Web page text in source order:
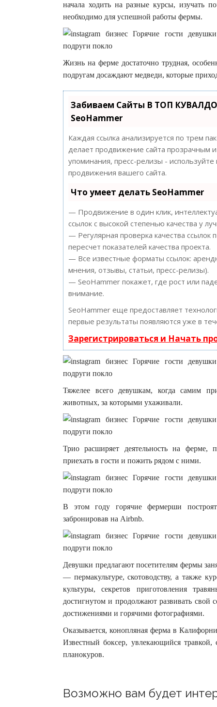
начала ходить на разные курсы, изучать
необходимо для успешной работы фермы.
Жизнь на ферме достаточно трудная,
подругам досаждают медведи, которые
Забиваем Сайты В ТОП
SeoHammer
Каждая ссылка анализируется по трем
делает продвижение сайта прозрачным
упоминания, пресс-релизы -
продвижения вашего сайта.
Что умеет делать SeoHammer
— Продвижение в один клик,
ссылок с высокой степенью качества у
— Регулярная проверка качества
пересчет показателей качества проекта.
— Все известные форматы ссылок:
мнения, отзывы, статьи, пресс-релизы).
— SeoHammer покажет, где рост или
внимание.
SeoHammer еще предоставляет
первые результаты появляются уже в
Зарегистрироваться и Начать
Тяжелее всего девушкам, когда самим
животных, за которыми ухаживали.
Трио расширяет деятельность на ферме,
приехать в гости и пожить рядом с ними.
В этом году горячие фермерши
забронировав на Airbnb.
Девушки предлагают посетителям фермы
— пермакультуре, скотоводству, а также
культуры, секретов приготовления
достигнутом и продолжают развивать свой
достижениями и горячими фотографиями.
Оказывается, конопляная ферма в
Известный боксер, увлекающийся травкой,
планокуров.
Возможно вам будет